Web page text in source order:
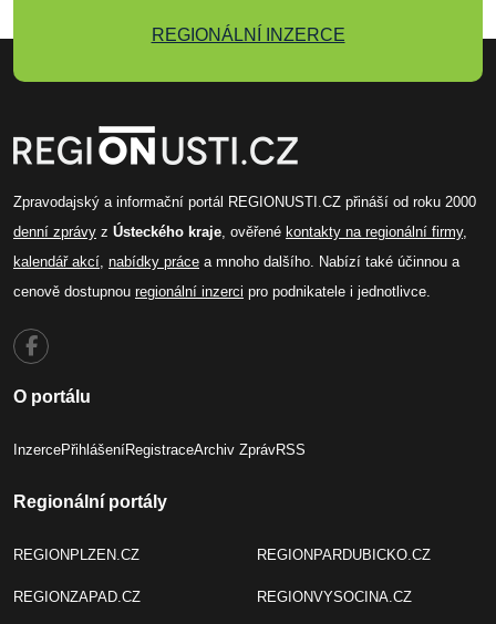
REGIONÁLNÍ INZERCE
Zpravodajský a informační portál REGIONUSTI.CZ přináší od roku 2000
denní zprávy z Ústeckého kraje, ověřené kontakty na regionální firmy,
kalendář akcí, nabídky práce a mnoho dalšího. Nabízí také účinnou a
cenově dostupnou regionální inzerci pro podnikatele i jednotlivce.
O portálu
InzercePřihlášeníRegistraceArchiv ZprávRSS
Regionální portály
REGIONPLZEN.CZ
REGIONZAPAD.CZ
REGIONPARDUBICKO.CZ
REGIONVYSOCINA.CZ